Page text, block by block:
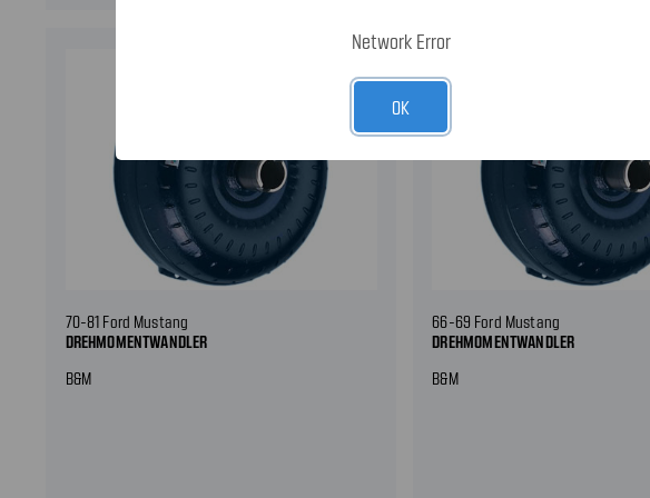
70-81 Ford Mustang
DREHMOMENTWANDLER
B&M
66-69 Ford Mustang
DREHMOMENTWANDLER
B&M
Network Error
OK